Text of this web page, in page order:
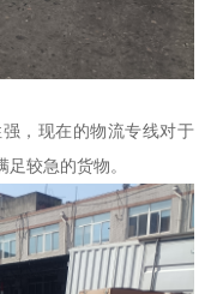
，现在的物流专线对于
较急的货物。